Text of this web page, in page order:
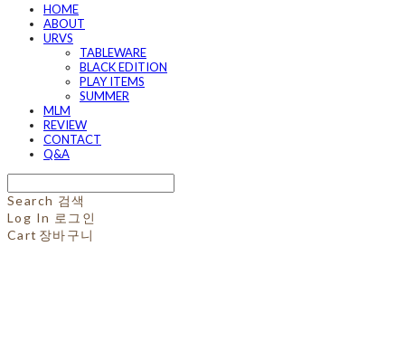
HOME
ABOUT
URVS
TABLEWARE
BLACK EDITION
PLAY ITEMS
SUMMER
MLM
REVIEW
CONTACT
Q&A
Search 검색
Log In 로그인
Cart 장바구니